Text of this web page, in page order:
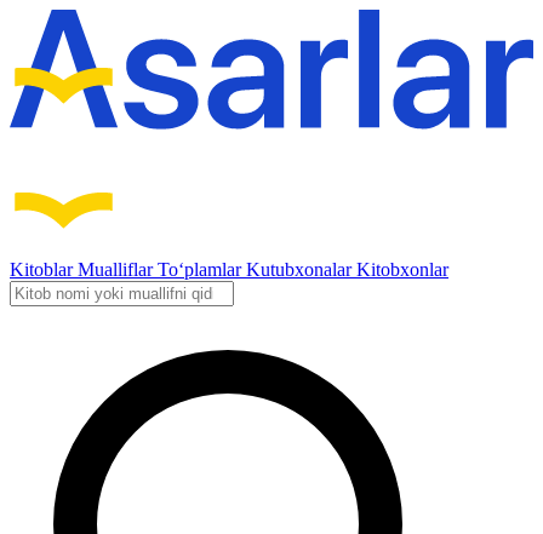
KitoblarMualliflarTo‘plamlarKutubxonalarKitobxonlar